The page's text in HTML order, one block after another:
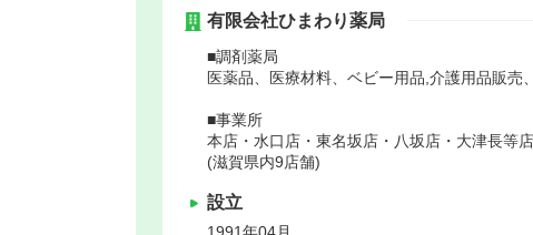
有限会社ひまわり薬局
■調剤薬局
医薬品、医療材料、ベビー用品,介護用品販売
■事業所
本店・水口店・東名坂店・八坂店・大津長等
(滋賀県内9店舗)
設立
1991年04月